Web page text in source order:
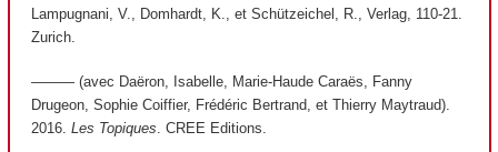
Lampugnani, V., Domhardt, K., et Schützeichel, R., Verlag, 110‑21.
Zurich.
——— (avec Daëron, Isabelle, Marie-Haude Caraës, Fanny
Drugeon, Sophie Coiffier, Frédéric Bertrand, et Thierry Maytraud).
2016. Les Topiques. CREE Editions.